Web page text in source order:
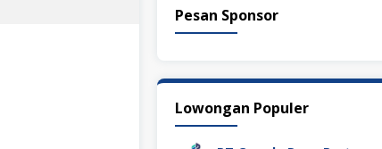
Pesan Sponsor
Lowongan Populer